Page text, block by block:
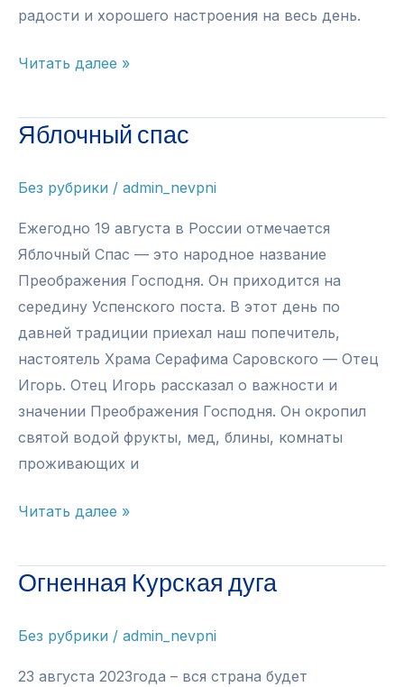
радости и хорошего настроения на весь день.
Яблочный
Читать далее »
Яблочный спас
Без рубрики / admin_nevpni
Ежегодно 19 августа в России отмечается
Яблочный Спас — это народное название
Преображения Господня. Он приходится на
середину Успенского поста. В этот день по
давней традиции приехал наш попечитель,
настоятель Храма Серафима Саровского — Отец
Игорь. Отец Игорь рассказал о важности и
значении Преображения Господня. Он окропил
святой водой фрукты, мед, блины, комнаты
проживающих и
Яблочный
Читать далее »
Огненная Курская дуга
Без рубрики / admin_nevpni
23 августа 2023года – вся страна будет